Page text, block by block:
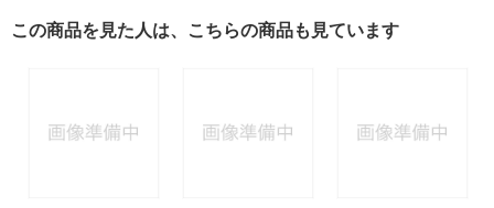
この商品を見た人は、こちらの商品も見ています